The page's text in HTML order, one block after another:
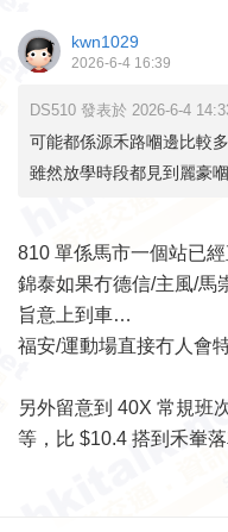
kwn1029
2026-6-4 16:39
DS510 發表於 2026-6-4
可能都係源禾路嗰邊比較
雖然放學時段都見到麗豪
810 單係馬市一個站已
錦泰如果冇德信/主風/馬
旨意上到車…
福安/運動場直接冇人會
另外留意到 40X 常規班
等，比 $10.4 搭到禾輋